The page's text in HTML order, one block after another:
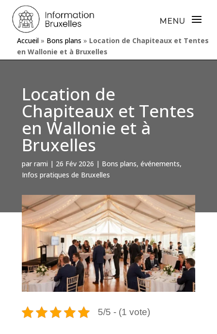
Accueil » Bons plans » Location de Chapiteaux et Tentes
en Wallonie et à Bruxelles
Location de
Chapiteaux et Tentes
en Wallonie et à
Bruxelles
par rami | 26 Fév 2026 | Bons plans, événements,
Infos pratiques de Bruxelles
5/5 - (1 vote)